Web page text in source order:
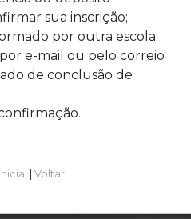
sua inscrição;
por outra escola
e-mail ou pelo correio
de conclusão de
| Voltar